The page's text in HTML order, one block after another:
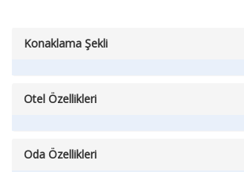
Konaklama Şekli
Otel Özellikleri
Oda Özellikleri